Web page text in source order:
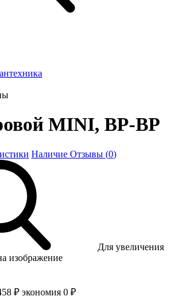
MINI, ВР-ВР
Наличие Отзывы (0)
Для увеличения
изображение
₽ экономия 0 ₽